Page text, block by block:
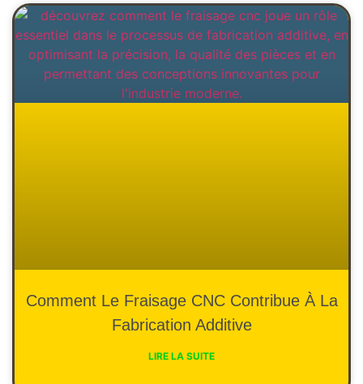
Comment Le Fraisage CNC Contribue À La
Fabrication Additive
LIRE LA SUITE